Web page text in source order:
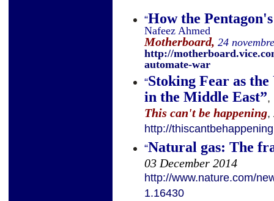
“How the
Nafeez Ahmed
Motherboard, 24
http://
automate-war
“Stoking Fear as
in the Middle East”,
This can't be happening,
http://
“Natural gas: The
03 December 2014
http://www.nature.com/
1.16430